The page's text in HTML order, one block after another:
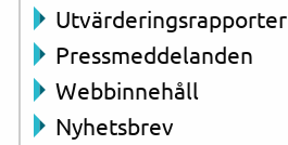
Utvärderingsrapporter
Pressmeddelanden
Webbinnehåll
Nyhetsbrev